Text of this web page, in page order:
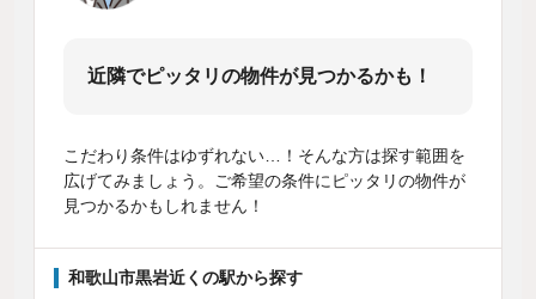
近隣でピッタリの物件が見つかるかも！
こだわり条件はゆずれない…！そんな方は探す範囲を
広げてみましょう。ご希望の条件にピッタリの物件が
見つかるかもしれません！
和歌山市黒岩近くの駅から探す